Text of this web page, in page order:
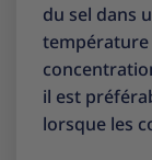
du sel dans
température
il est
lorsque les